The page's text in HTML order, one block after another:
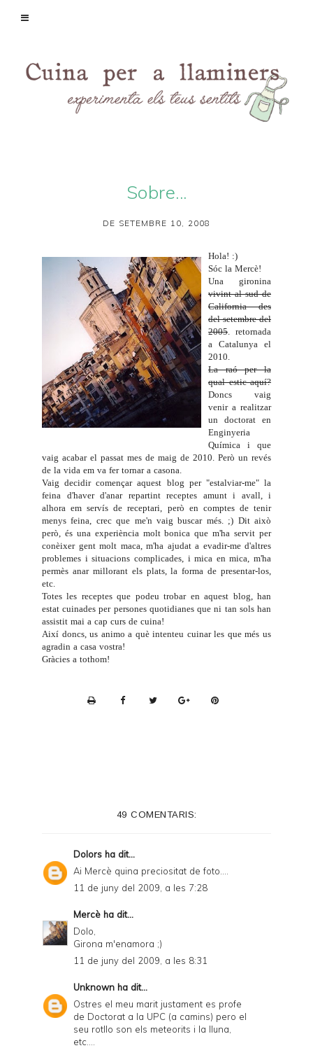
Sobre...
DE SETEMBRE 10, 2008
Hola! :)
Sóc la Mercè!
Una gironina
vivint al sud de
California des
del setembre del
2005 . retornada
a Catalunya el
2010.
La raó per la
qual estic aquí?
Doncs vaig
venir a realitzar
un doctorat en
Enginyeria
Química i que
vaig acabar el passat mes de maig de 2010. Però un revés
de la vida em va fer tornar a casona.
Vaig decidir començar aquest blog per "estalviar-me" la
feina d'haver d'anar repartint receptes amunt i avall, i
alhora em servís de receptari, però en comptes de tenir
menys feina, crec que me'n vaig buscar més. ;) Dit això
però, és una experiència molt bonica que m'ha servit per
conèixer gent molt maca, m'ha ajudat a evadir-me d'altres
problemes i situacions complicades, i mica en mica, m'ha
permès anar millorant els plats, la forma de presentar-los,
etc.
Totes les receptes que podeu trobar en aquest blog, han
estat cuinades per persones quotidianes que ni tan sols han
assistit mai a cap curs de cuina!
Així doncs, us animo a què intenteu cuinar les que més us
agradin a casa vostra!
Gràcies a tothom!
r
i
d
y
a
n
49 COMENTARIS:
Dolors ha dit...
Ai Mercè quina preciositat de foto....
11 de juny del 2009, a les 7:28
Mercè ha dit...
Dolo,
Girona m'enamora ;)
11 de juny del 2009, a les 8:31
Unknown ha dit...
Ostres el meu marit justament es profe
de Doctorat a la UPC (a camins) pero el
seu rotllo son els meteorits i la lluna,
etc....